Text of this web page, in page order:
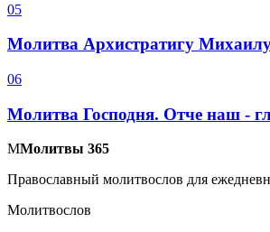
05
Молитва Архистратигу
06
Молитва Господня. Отче наш -
ММолитвы 365
Православный молитвослов для
Молитвослов